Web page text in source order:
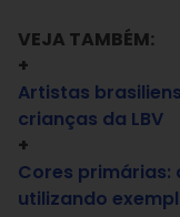
VEJA TAMBÉM:
+
Artistas
crianças da LBV
+
Cores primárias:
utilizando